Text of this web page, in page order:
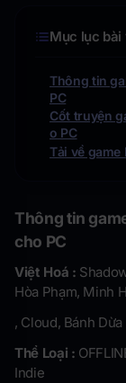
Mục lục bài
Thông tin
PC
Cốt truyện
o PC
Tải về
Thông tin
cho PC
Việt Hoá :
Hòa Phạm, Minh
, Cloud, Bánh
Thể Loại :
Indie